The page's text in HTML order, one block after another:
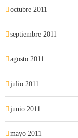
octubre 2011
septiembre 2011
agosto 2011
julio 2011
junio 2011
mayo 2011